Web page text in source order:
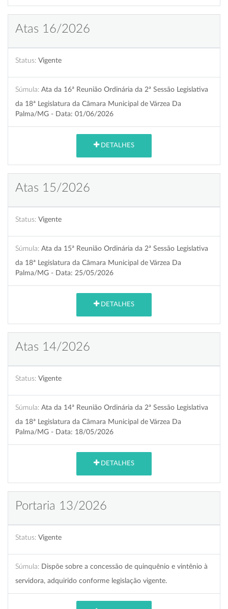
Atas 16/2026
Status: Vigente
Súmula: Ata da 16ª Reunião Ordinária da 2ª Sessão Legislativa
da 18ª Legislatura da Câmara Municipal de Várzea Da
Palma/MG - Data: 01/06/2026
DETALHES
Atas 15/2026
Status: Vigente
Súmula: Ata da 15ª Reunião Ordinária da 2ª Sessão Legislativa
da 18ª Legislatura da Câmara Municipal de Várzea Da
Palma/MG - Data: 25/05/2026
DETALHES
Atas 14/2026
Status: Vigente
Súmula: Ata da 14ª Reunião Ordinária da 2ª Sessão Legislativa
da 18ª Legislatura da Câmara Municipal de Várzea Da
Palma/MG - Data: 18/05/2026
DETALHES
Portaria 13/2026
Status: Vigente
Súmula: Dispõe sobre a concessão de quinquênio e vintênio à
servidora, adquirido conforme legislação vigente.